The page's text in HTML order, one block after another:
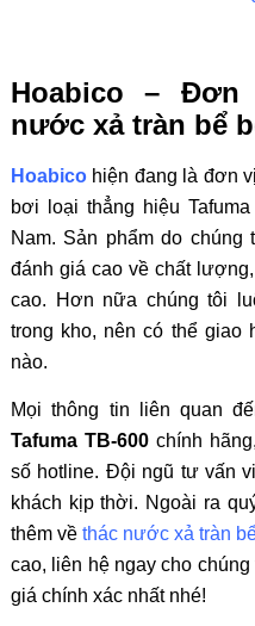
Hoabico –
nước xả tràn bể
Hoabicohiện đang là đơn
bơi loại thẳng hiệu
Nam. Sản phẩm do
đánh giá cao về chất
cao. Hơn nữa chúng tôi
trong kho, nên có thể giao
nào.
Mọi thông tin liên quan
Tafuma TB-600chính
số hotline. Đội ngũ tư vấn
khách kịp thời. Ngoài ra
thêm về thác nước xả tràn
cao, liên hệ ngay cho
giá chính xác nhất nhé!